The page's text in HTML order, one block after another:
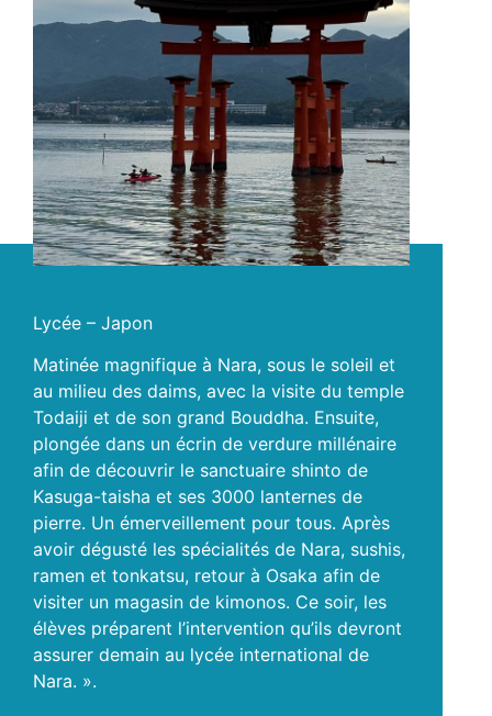
Lycée – Japon
Matinée magnifique à Nara, sous le soleil et
au milieu des daims, avec la visite du temple
Todaiji et de son grand Bouddha. Ensuite,
plongée dans un écrin de verdure millénaire
afin de découvrir le sanctuaire shinto de
Kasuga-taisha et ses 3000 lanternes de
pierre. Un émerveillement pour tous. Après
avoir dégusté les spécialités de Nara, sushis,
ramen et tonkatsu, retour à Osaka afin de
visiter un magasin de kimonos. Ce soir, les
élèves préparent l’intervention qu’ils devront
assurer demain au lycée international de
Nara. ».